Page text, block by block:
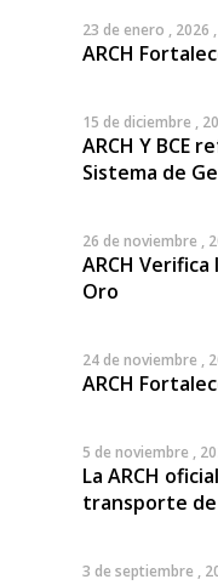
23 de enero , 2026
ARCH
15 de diciembre ,
ARCH Y BCE
Sistema de
26 de noviembre ,
ARCH
Oro
24 de noviembre ,
ARCH
5 de noviembre ,
La ARCH
transporte
3 de septiembre ,